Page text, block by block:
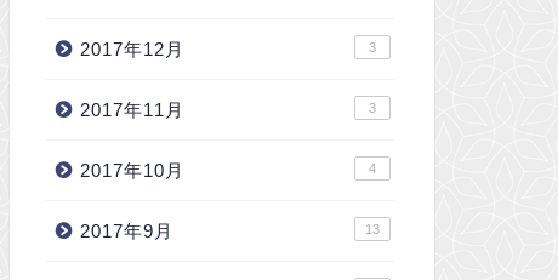
2017年12月 3
2017年11月 3
2017年10月 4
2017年9月 13